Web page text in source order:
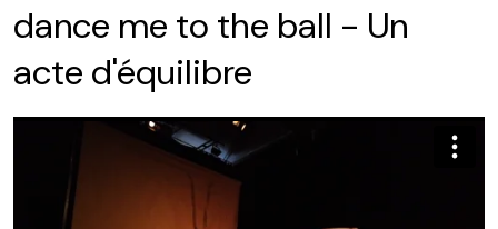
dance me to the ball - Un
acte d'équilibre